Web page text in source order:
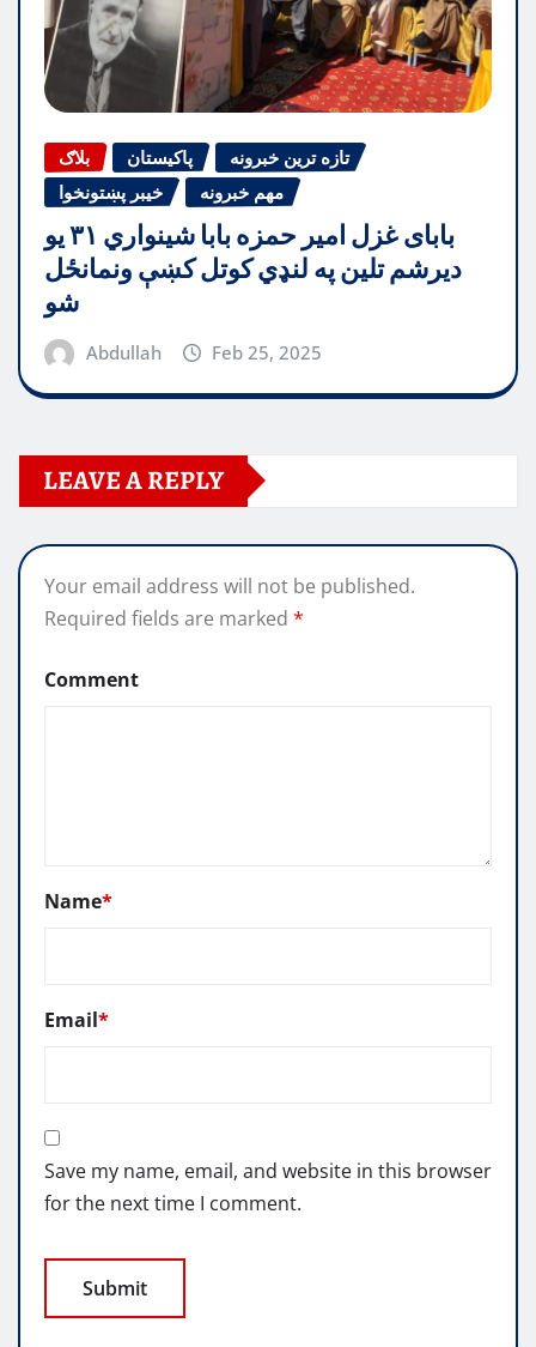
بلاګ پاکیستان
تازه ترین خبرونه
خیبر پښتونخوا
مهم خبرونه
بابای غزل امیر حمزه بابا شینواري ۳۱ یو
دیرشم تلین په لنډي کوتل کښې ونمانځل
شو
Abdullah Feb 25, 2025
LEAVE A REPLY
Your email address will not be published.
Required fields are marked *
Comment
Name*
Email*
Save my name, email, and website in this browser
for the next time I comment.